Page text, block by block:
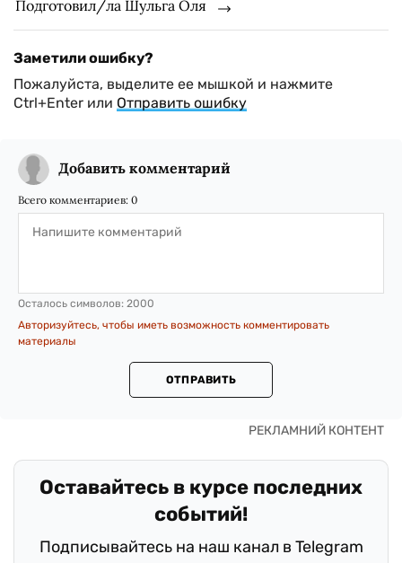
Подготовил/ла Шульга Оля
Заметили ошибку?
Пожалуйста, выделите ее мышкой и нажмите
Ctrl+Enter или Отправить ошибку
Добавить комментарий
Всего комментариев: 0
Осталось символов: 2000
Авторизуйтесь, чтобы иметь возможность комментировать
материалы
ОТПРАВИТЬ
Оставайтесь в курсе последних
событий!
Подписывайтесь на наш канал в Telegram